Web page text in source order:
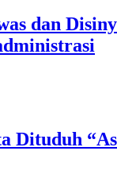
dan
Dituduh